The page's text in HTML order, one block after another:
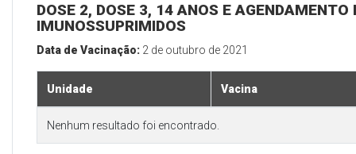
DOSE 2, DOSE 3, 14 ANOS E
IMUNOSSUPRIMIDOS
Data de Vacinação: 2 de outubro de 2021
Unidade Vacina
Nenhum resultado foi encontrado.